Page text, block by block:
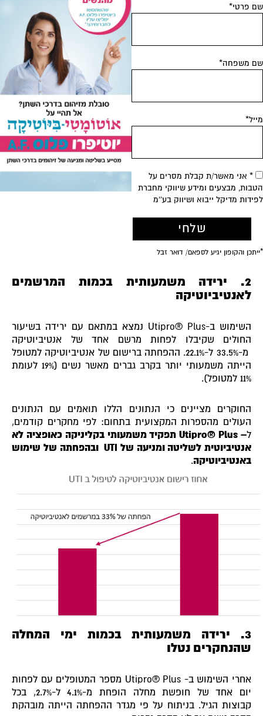
פרטי*
משפחה*
* אני מאשר/ת קבלת מסרים על
מבצעים ומידע שיווקי מחברת
מדיקל ייבוא ושיווק בע''מ
2. ירידה משמעותית בכמות המרשמים
לאנטיביוטיקה
השימוש ב-Utipro® Plus נמצא במתאם עם ירידה בשיעור
החולים שקיבלו לפחות מרשם אחד של אנטיביוטיקה
מ-33.5% ל-22.1%. ההפחתה ברישום של אנטיביוטיקה למטופל
הייתה משמעותי יותר בקרב גברים מאשר נשים (19% לעומת
11% למטופל).
החוקרים מציינים כי הנתונים הללו תואמים עם הנתונים
העולים מהספרות המקצועית בתחום: לפי מחקרים קודמים,
–
Utipro® Plus
תפקיד משמעותי בקליניקה כאופציה לא
אנטיביוטית לשליטה ומניעה שלUTI
ובהפחתה של שימוש
באנטיביוטיקה .
3. ירידה משמעותית בכמות ימי המחלה
שהנחקרים נטלו
אחרי השימוש ב- Utipro® Plus מספר המטופלים עם לפחות
יום אחד של חופשת מחלה הופחת מ-4.1% ל-2.7%, בכל
קבוצות הגיל. בניתוח על פי מגדר ההפחתה הייתה מובהקת